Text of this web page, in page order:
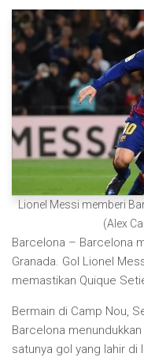
Lionel Messi memberi
(Alex
Barcelona – Barcelona
Granada. Gol Lionel
memastikan Quique
Bermain di Camp Nou,
Barcelona
satunya gol yang lahir di